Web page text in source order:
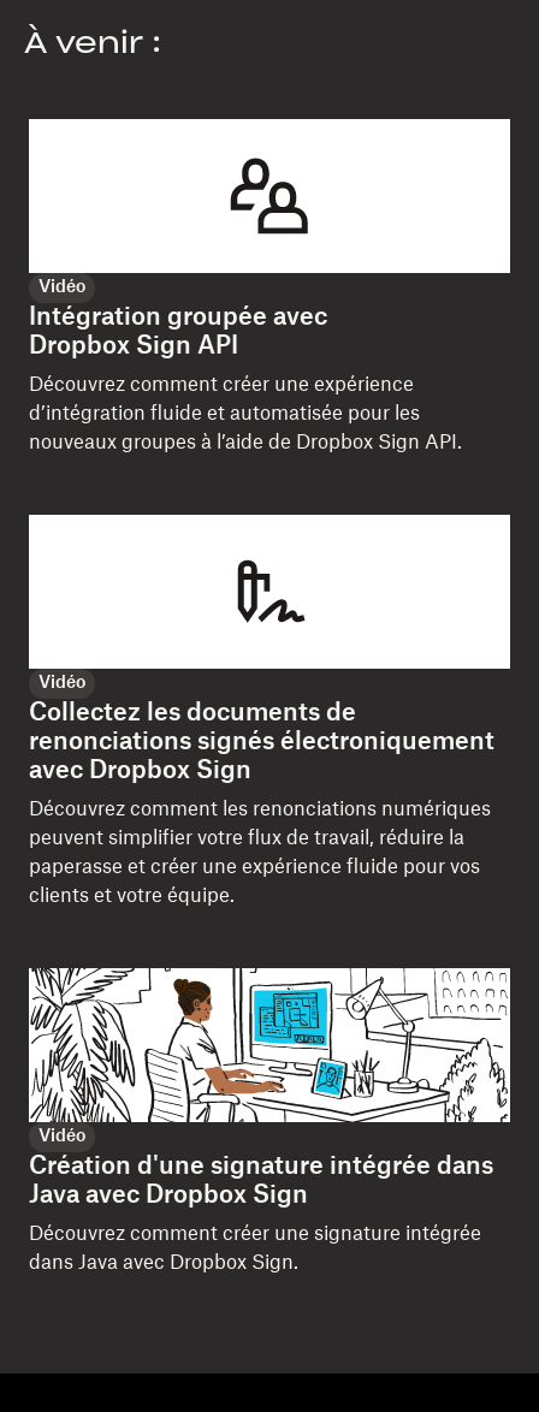
À venir :
Vidéo
Intégration groupée avec
Dropbox Sign API
Découvrez comment créer une expérience
d’intégration fluide et automatisée pour les
nouveaux groupes à l’aide de Dropbox Sign API.
Vidéo
Collectez les documents de
renonciations signés électroniquement
avec Dropbox Sign
Découvrez comment les renonciations numériques
peuvent simplifier votre flux de travail, réduire la
paperasse et créer une expérience fluide pour vos
clients et votre équipe.
Vidéo
Création d'une signature intégrée dans
Java avec Dropbox Sign
Découvrez comment créer une signature intégrée
dans Java avec Dropbox Sign.